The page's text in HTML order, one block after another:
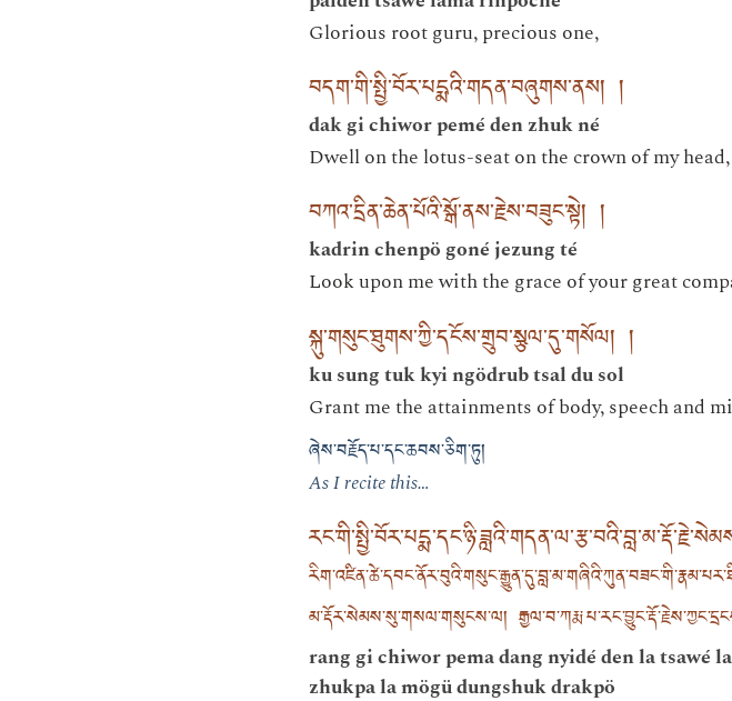
Glorious root guru, precious one,
བདག་གི་སྤྱི་བོར་པདྨའི་གདན་བཞུགས་ནས། །
dak gi chiwor pemé den zhuk né
Dwell on the lotus-seat on the crown of my head,
བཀའ་དྲིན་ཆེན་པོའི་སྒོ་ནས་རྗེས་བཟུང་སྟེ། །
kadrin chenpö goné jezung té
Look upon me with the grace of your great
སྐུ་གསུང་ཐུགས་ཀྱི་དངོས་གྲུབ་སྩལ་དུ་གསོལ། །
ku sung tuk kyi ngödrub tsal du sol
Grant me the attainments of body, speech and
ཞེས་བརྗོད་པ་དང་ཆབས་ཅིག་ཏུ།
As I recite this…
མ་རྡོར་སེམས་སུ་གསལ་གསུངས་ལ།
rang gi chiwor pema dang nyidé den la tsawé
zhukpa la mögü dungshuk drakpö